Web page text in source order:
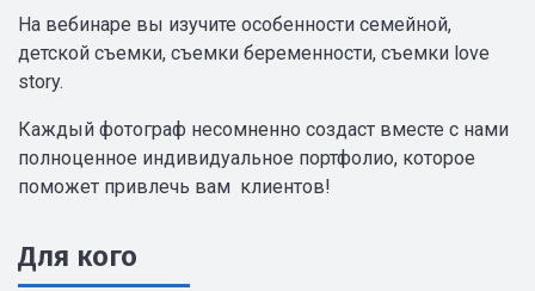
На вебинаре вы изучите особенности семейной,
детской съемки, съемки беременности, съемки love
story.
Каждый фотограф несомненно создаст вместе с нами
полноценное индивидуальное портфолио, которое
поможет привлечь вам клиентов!
Для кого